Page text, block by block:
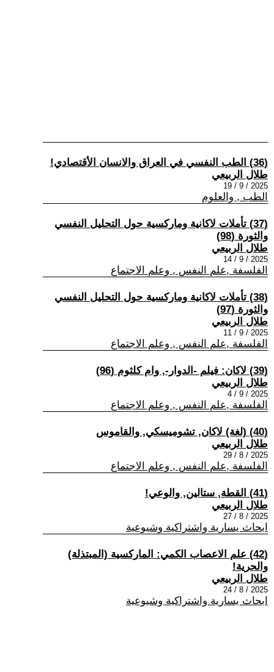
(36) الطب النفسي في العراق والانسان الأقتصادي!
طلال الربيعي
2025 / 9 / 19
الطب , والعلوم
(37) تأملات لاكانية وماركسية حول التحليل النفسي
والثورة (98)
طلال الربيعي
2025 / 9 / 14
الفلسفة ,علم النفس , وعلم الاجتماع
(38) تأملات لاكانية وماركسية حول التحليل النفسي
والثورة (97)
طلال الربيعي
2025 / 9 / 11
الفلسفة ,علم النفس , وعلم الاجتماع
(39) لاكان: فيلم -الدوار-, وام كلثوم (96)
طلال الربيعي
2025 / 9 / 4
الفلسفة ,علم النفس , وعلم الاجتماع
(40) (لغة) لاكان, تشوميسكي, والقاموس
طلال الربيعي
2025 / 8 / 29
الفلسفة ,علم النفس , وعلم الاجتماع
(41) القطة, ستالين, والوعي!
طلال الربيعي
2025 / 8 / 27
ابحاث يسارية واشتراكية وشيوعية
(42) علم الاعصاب الكمي: الماركسية (المبتذلة)
والحرية!
طلال الربيعي
2025 / 8 / 24
ابحاث يسارية واشتراكية وشيوعية